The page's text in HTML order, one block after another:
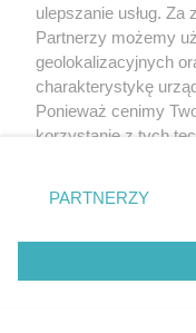
ulepszanie usług.
Partnerzy możemy
geolokalizacyjnych
charakterystykę
Ponieważ cenimy
korzystanie z tych
zmienić/wycofać
znajdujący się w
rodzaje
użytkownika, ale
przetwarzaniu.
PARTNERZY